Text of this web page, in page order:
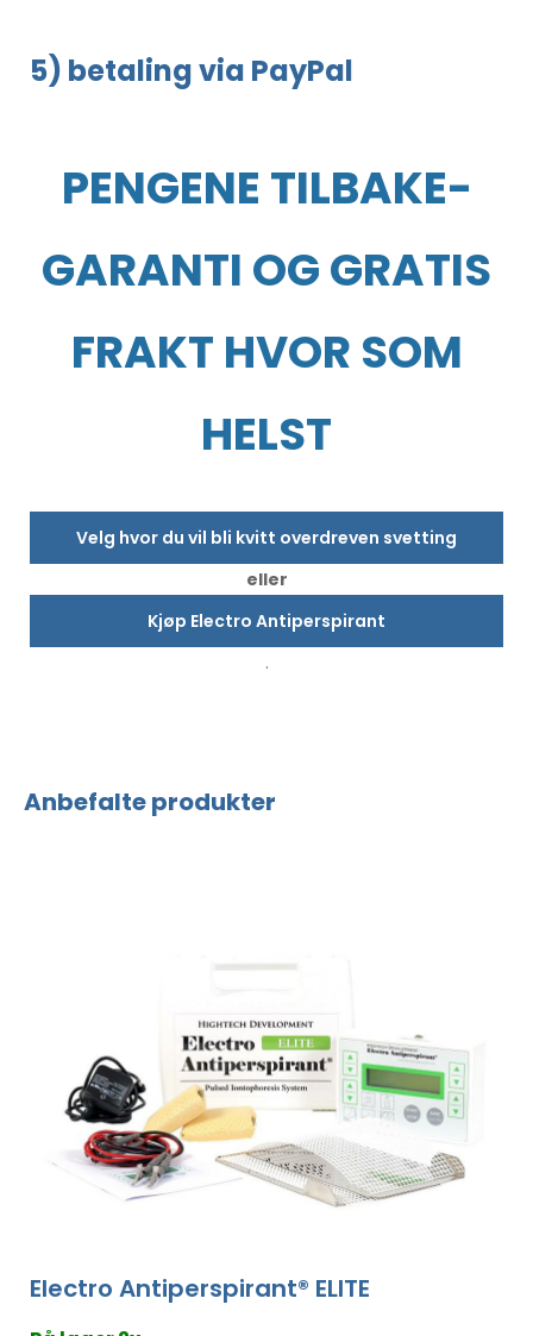
5) betaling via PayPal
PENGENE TILBAKE-
GARANTI OG GRATIS
FRAKT HVOR SOM
HELST
Velg hvor du vil bli kvitt overdreven svetting
eller
Kjøp Electro Antiperspirant
.
Anbefalte produkter
Electro Antiperspirant® ELITE